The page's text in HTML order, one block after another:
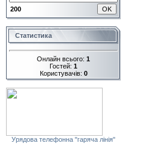
200
Статистика
Онлайн всього: 1
Гостей: 1
Користувачів: 0
Урядова телефонна "гаряча лінія"